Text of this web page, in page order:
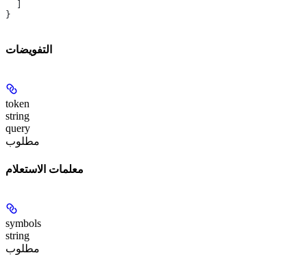
}
التفويضات
token
string
query
مطلوب
معلمات الاستعلام
symbols
string
مطلوب